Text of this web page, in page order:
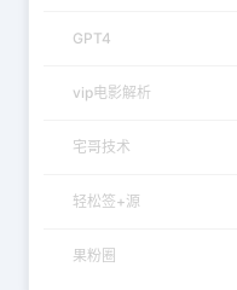
GPT4
vip电影解析
宅哥技术
轻松签+源
果粉圈